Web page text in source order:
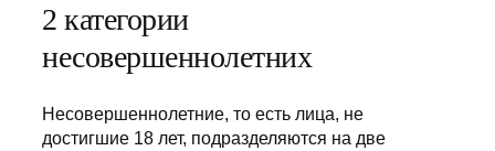
2 категории
несовершеннолетних
Несовершеннолетние, то есть лица, не
достигшие 18 лет, подразделяются на две